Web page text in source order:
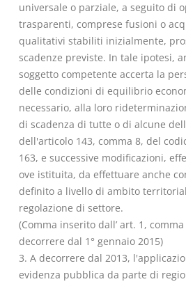
universale o parziale, a seguito di
trasparenti, comprese fusioni o
qualitativi stabiliti inizialmente,
scadenze previste. In tale ipotesi,
soggetto competente accerta la
delle condizioni di equilibrio
necessario, alla loro
di scadenza di tutte o di alcune
dell'articolo 143, comma 8, del
163, e successive modificazioni,
ove istituita, da effettuare anche
definito a livello di ambito
regolazione di settore.
(Comma inserito dall’ art. 1,
decorrere dal 1° gennaio 2015)
3. A decorrere dal 2013,
evidenza pubblica da parte di